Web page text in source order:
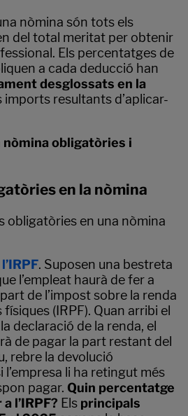
nòmina són tots els
del total meritat per obtenir
Els percentatges de
a cada deducció han
desglossats en la
imports resultants d’aplicar-
obligatòries i
en la nòmina
obligatòries en una nòmina
. Suposen una bestreta
l’empleat haurà de fer a
de l’impost sobre la renda
(IRPF). Quan arribi el
declaració de la renda, el
de pagar la part restant del
rebre la devolució
li ha retingut més
pagar. Quin percentatge
l’IRPF? Els principals